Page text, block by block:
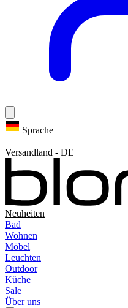
Sprache
|
Versandland - DE
Neuheiten
Bad
Wohnen
Möbel
Leuchten
Outdoor
Küche
Sale
Über uns